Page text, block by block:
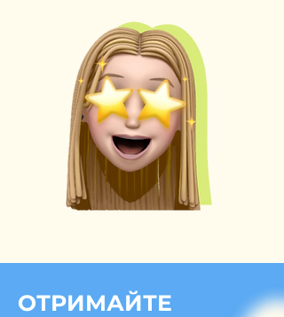
ОТРИМАЙТЕ